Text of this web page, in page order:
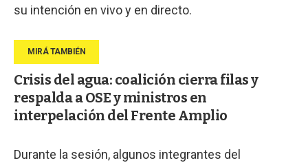
su intención en vivo y en directo.
Crisis del agua: coalición cierra filas y
respalda a OSE y ministros en
interpelación del Frente Amplio
Durante la sesión, algunos integrantes del